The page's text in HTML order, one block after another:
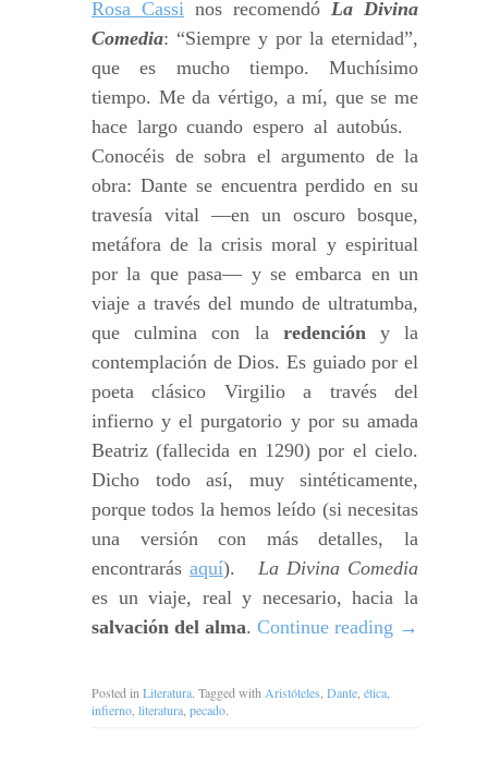
Rosa Cassi nos recomendó La Divina
Comedia: “Siempre y por la eternidad”,
que es mucho tiempo. Muchísimo
tiempo. Me da vértigo, a mí, que se me
hace largo cuando espero al autobús.
Conocéis de sobra el argumento de la
obra: Dante se encuentra perdido en su
travesía vital —en un oscuro bosque,
metáfora de la crisis moral y espiritual
por la que pasa— y se embarca en un
viaje a través del mundo de ultratumba,
que culmina con la redencióny la
contemplación de Dios. Es guiado por el
poeta clásico Virgilio a través del
infierno y el purgatorio y por su amada
Beatriz (fallecida en 1290) por el cielo.
Dicho todo así, muy sintéticamente,
porque todos la hemos leído (si necesitas
una versión con más detalles, la
encontrarás aquí). La Divina Comedia
es un viaje, real y necesario, hacia la
salvación del alma. Continue reading →
Posted in Literatura. Tagged with Aristóteles Dante ética
infierno literatura pecado.